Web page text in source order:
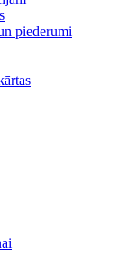
piederumi